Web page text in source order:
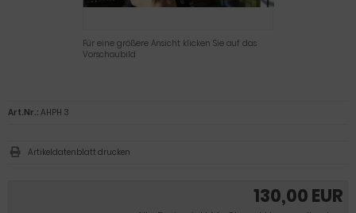
Für eine größere Ansicht klicken Sie auf das
Vorschaubild
130,00 EUR
Art.Nr.: AHPH 3
Artikeldatenblatt drucken